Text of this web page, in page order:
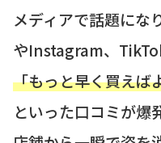
メディアで話題にな
やInstagram、
「もっと早く買えば
といった口コミが爆